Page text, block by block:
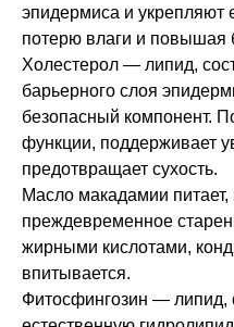
эпидермиса и укрепляют
потерю влаги и повышая
Холестерол — липид,
барьерного слоя
безопасный компонент.
функции, поддерживает
предотвращает сухость.
Масло макадамии
преждевременное
жирными кислотами,
впитывается.
Фитосфингозин — липид,